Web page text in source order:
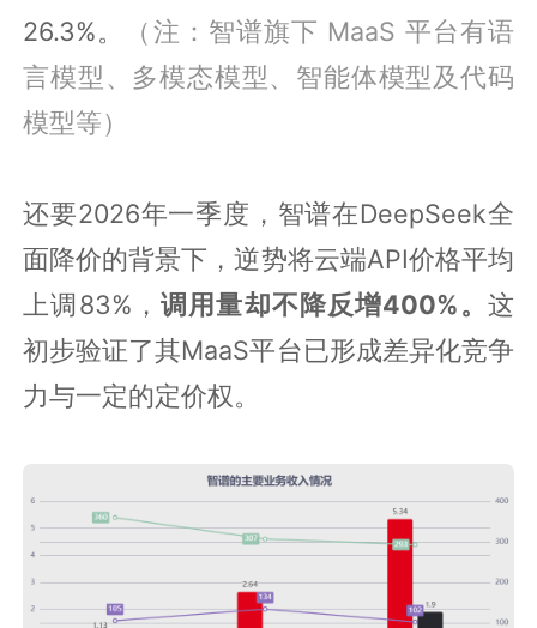
26.3%。
（注：智谱旗下 MaaS 平台有语
言模型、多模态模型、智能体模型及代码
模型等）
还要2026年一季度，智谱在DeepSeek全
面降价的背景下，逆势将云端API价格平均
上调83%， 调用量却不降反增400%。 这
初步验证了其MaaS平台已形成差异化竞争
力与一定的定价权。